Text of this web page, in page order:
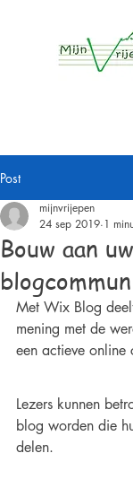
Post
Bouw aan uw
mijnvrijepen
24 sep 2019 1
Met Wix Blog
mening met de
een actieve online
Lezers kunnen
blog worden die
delen.